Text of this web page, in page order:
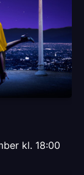
kl. 18:00